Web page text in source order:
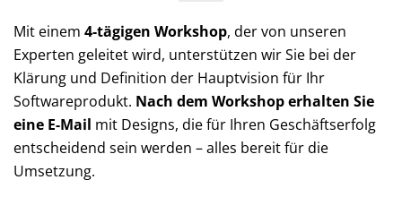
Mit einem 4-tägigen Workshop, der von unseren
Experten geleitet wird, unterstützen wir Sie bei der
Klärung und Definition der Hauptvision für Ihr
Softwareprodukt. Nach dem Workshop erhalten Sie
eine E-Mail mit Designs, die für Ihren Geschäftserfolg
entscheidend sein werden – alles bereit für die
Umsetzung.